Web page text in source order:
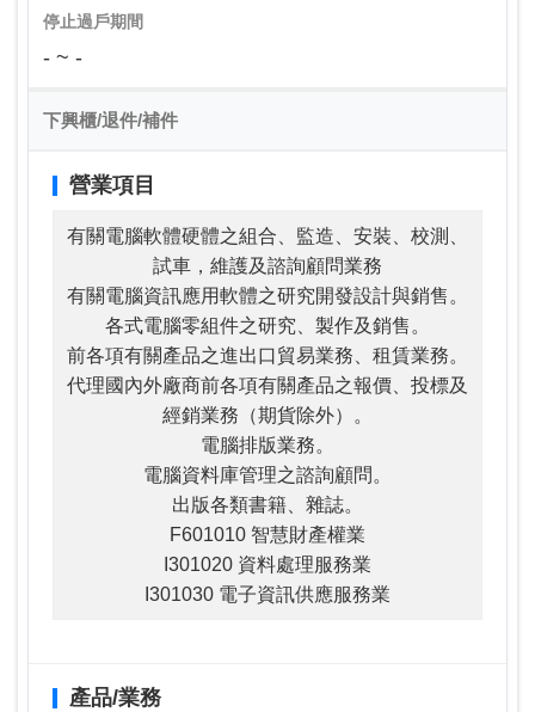
停止過戶期間
- ~ -
下興櫃/退件/補件
營業項目
有關電腦軟體硬體之組合、監造、安裝、校測、
試車，維護及諮詢顧問業務
有關電腦資訊應用軟體之研究開發設計與銷售。
各式電腦零組件之研究、製作及銷售。
前各項有關產品之進出口貿易業務、租賃業務。
代理國內外廠商前各項有關產品之報價、投標及
經銷業務（期貨除外）。
電腦排版業務。
電腦資料庫管理之諮詢顧問。
出版各類書籍、雜誌。
F601010 智慧財產權業
I301020 資料處理服務業
I301030 電子資訊供應服務業
產品/業務